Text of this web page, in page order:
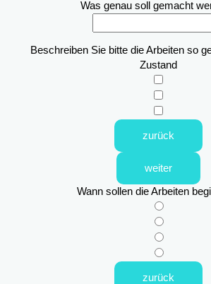
Was genau soll gemacht
Beschreiben Sie bitte die Arbeiten so
Zustand
zurück
weiter
Wann sollen die Arbeiten
zurück